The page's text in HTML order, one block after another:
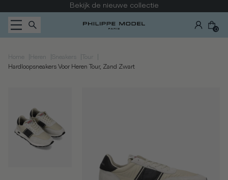
Bekijk de nieuwe collectie
0
Home |Heren | Sneakers | Tour |
Hardloopsneakers Voor Heren Tour, Zand Zwart